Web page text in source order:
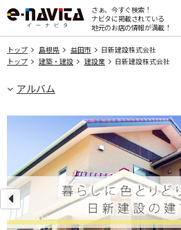
さぁ、今すぐ検索！
ナビタに掲載されている
地元のお店の情報が満載！
トップ 島根県 益田市
日新建設株式会社
トップ
建築・建設 建設業 日新建設株式会社
アルバム